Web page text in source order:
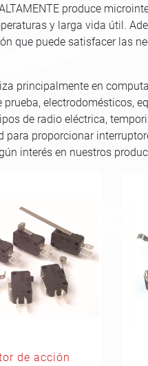
produce
y larga vida útil.
que puede satisfacer las
principalmente en
electrodomésticos,
de radio eléctrica,
proporcionar
interés en nuestros
de acción